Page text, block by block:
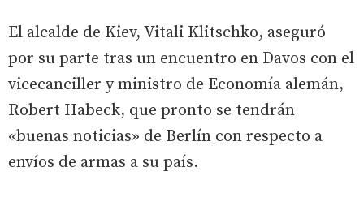
El alcalde de Kiev, Vitali Klitschko, aseguró
por su parte tras un encuentro en Davos con el
vicecanciller y ministro de Economía alemán,
Robert Habeck, que pronto se tendrán
«buenas noticias» de Berlín con respecto a
envíos de armas a su país.